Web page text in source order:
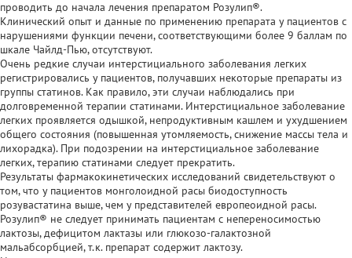
проводить до начала лечения препаратом Розулип®.
Клинический опыт и данные по применению препарата у пациентов с
нарушениями функции печени, соответствующими более 9 баллам по
шкале Чайлд-Пью, отсутствуют.
Очень редкие случаи интерстициального заболевания легких
регистрировались у пациентов, получавших некоторые препараты из
группы статинов. Как правило, эти случаи наблюдались при
долговременной терапии статинами. Интерстициальное заболевание
легких проявляется одышкой, непродуктивным кашлем и ухудшением
общего состояния (повышенная утомляемость, снижение массы тела и
лихорадка). При подозрении на интерстициальное заболевание
легких, терапию статинами следует прекратить.
Результаты фармакокинетических исследований свидетельствуют о
том, что у пациентов монголоидной расы биодоступность
розувастатина выше, чем у представителей европеоидной расы.
Розулип® не следует принимать пациентам с непереносимостью
лактозы, дефицитом лактазы или глюкозо-галактозной
мальабсорбцией, т.к. препарат содержит лактозу.